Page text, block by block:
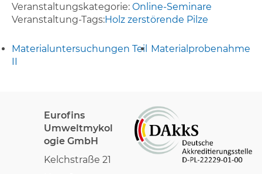
Veranstaltungskategorie: Online-Seminare
Veranstaltung-Tags:Holz zerstörende Pilze
Materialuntersuchungen Teil
II
Materialprobenahme
Eurofins
Umweltmykol
ogie GmbH
Kelchstraße 21